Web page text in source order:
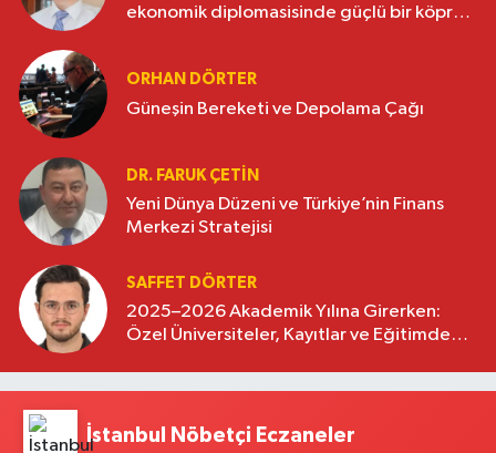
ekonomik diplomasisinde güçlü bir köprü
ORHAN DÖRTER
Güneşin Bereketi ve Depolama Çağı
DR. FARUK ÇETİN
Yeni Dünya Düzeni ve Türkiye’nin Finans
Merkezi Stratejisi
SAFFET DÖRTER
2025–2026 Akademik Yılına Girerken:
Özel Üniversiteler, Kayıtlar ve Eğitimde
İstanbul Nöbetçi Eczaneler